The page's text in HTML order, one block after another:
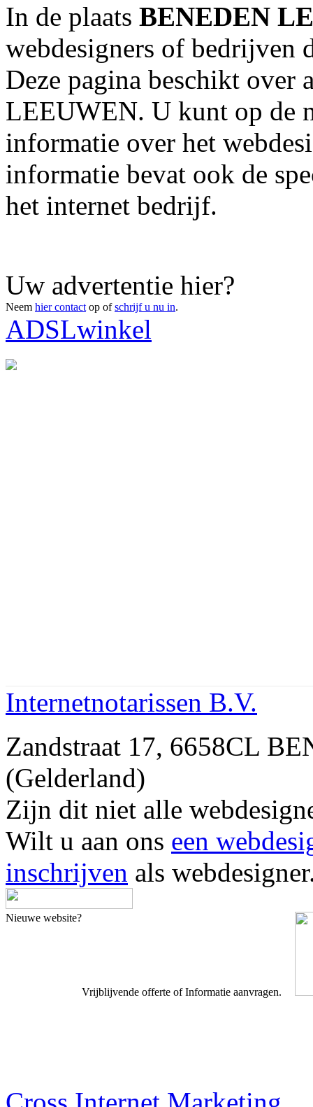
In de plaats BENEDEN
webdesigners of bedrijven
Deze pagina beschikt over
LEEUWEN. U kunt op de
informatie over het
informatie bevat ook de
het internet bedrijf.
Uw advertentie hier?
Neem hier contact op ofschrijf u nu in.
ADSLwinkel
Internetnotarissen B.V.
Zandstraat 17, 6658CL
(Gelderland)
Zijn dit niet alle
Wilt u aan ons een
inschrijven als
Nieuwe website?
Vrijblijvende offerte of Informatie aanvragen.